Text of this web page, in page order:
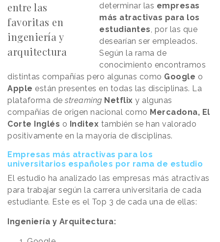
entre las
favoritas en
ingeniería y
arquitectura
determinar las empresas
más atractivas para los
estudiantes, por las que
desearían ser empleados.
Según la rama de
conocimiento encontramos
distintas compañías pero algunas como Google o
Apple están presentes en todas las disciplinas. La
plataforma de streaming Netflix y algunas
compañías de origen nacional como Mercadona, El
Corte Inglés o Inditex también se han valorado
positivamente en la mayoría de disciplinas.
Empresas más atractivas para los
universitarios españoles por rama de estudio
El estudio ha analizado las empresas más atractivas
para trabajar según la carrera universitaria de cada
estudiante. Este es el Top 3 de cada una de ellas:
Ingeniería y Arquitectura: